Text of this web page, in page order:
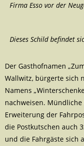
Firma Esso vor der
Dieses Schild befindet
Der Gasthofnamen
Wallwitz, bürgerte sich
Namens
nachweisen.
Erweiterung der
die Postkutschen auch
und die Fahrgäste sich